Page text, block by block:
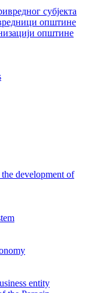
субјекта
општине
општине
development of
entity